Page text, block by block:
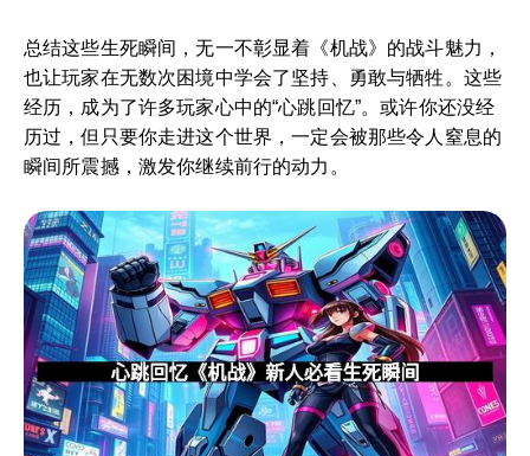
总结这些生死瞬间，无一不彰显着《机战》的战斗魅力，
也让玩家在无数次困境中学会了坚持、勇敢与牺牲。这些
经历，成为了许多玩家心中的“心跳回忆”。或许你还没经
历过，但只要你走进这个世界，一定会被那些令人窒息的
瞬间所震撼，激发你继续前行的动力。